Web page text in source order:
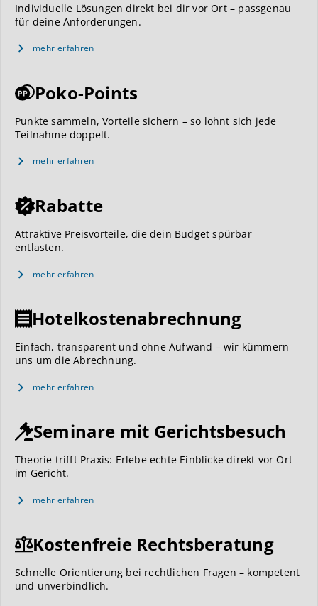
Individuelle Lösungen direkt bei dir vor Ort – passgenau
für deine Anforderungen.
mehr erfahren
Poko-Points
Punkte sammeln, Vorteile sichern – so lohnt sich jede
Teilnahme doppelt.
mehr erfahren
Rabatte
Attraktive Preisvorteile, die dein Budget spürbar
entlasten.
mehr erfahren
Hotelkostenabrechnung
Einfach, transparent und ohne Aufwand – wir kümmern
uns um die Abrechnung.
mehr erfahren
Seminare mit Gerichtsbesuch
Theorie trifft Praxis: Erlebe echte Einblicke direkt vor Ort
im Gericht.
mehr erfahren
Kostenfreie Rechtsberatung
Schnelle Orientierung bei rechtlichen Fragen – kompetent
und unverbindlich.